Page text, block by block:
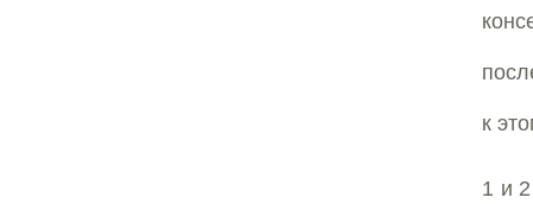
к
1 и